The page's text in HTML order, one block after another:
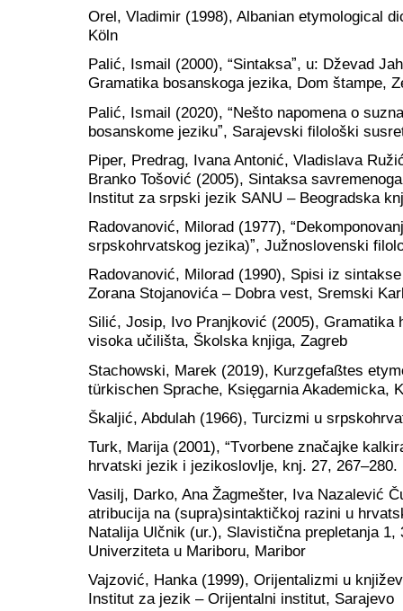
Orel, Vladimir (1998), Albanian etymological
Köln
Palić, Ismail (2000), “Sintaksaˮ, u: Dževad
Gramatika bosanskoga jezika, Dom štampe,
Palić, Ismail (2020), “Nešto napomena o
bosanskome jezikuˮ, Sarajevski filološki
Piper, Predrag, Ivana Antonić, Vladislava
Branko Tošović (2005), Sintaksa
Institut za srpski jezik SANU – Beogradska
Radovanović, Milorad (1977),
srpskohrvatskog jezika)ˮ, Južnoslovenski
Radovanović, Milorad (1990), Spisi iz
Zorana Stojanovića – Dobra vest, Sremski
Silić, Josip, Ivo Pranjković (2005), Gramatika
visoka učilišta, Školska knjiga, Zagreb
Stachowski, Marek (2019), Kurzgefaßtes
türkischen Sprache, Księgarnia Akademicka,
Škaljić, Abdulah (1966), Turcizmi u
Turk, Marija (2001), “Tvorbene značajke
hrvatski jezik i jezikoslovlje, knj. 27, 267–280.
Vasilj, Darko, Ana Žagmešter, Iva Nazalević
atribucija na (supra)sintaktičkoj razini u
Natalija Ulčnik (ur.), Slavistična prepletanja
Univerziteta u Mariboru, Maribor
Vajzović, Hanka (1999), Orijentalizmi u
Institut za jezik – Orijentalni institut, Sarajevo